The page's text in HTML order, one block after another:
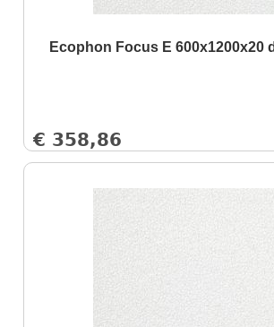
Ecophon Focus E 600x1200x20
€ 358,86